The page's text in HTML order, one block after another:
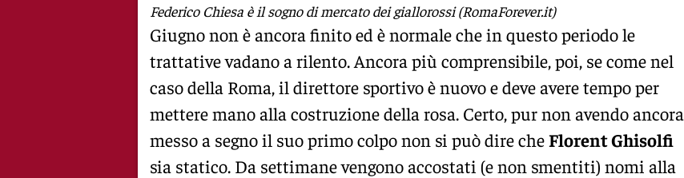
Federico Chiesa è il sogno di mercato dei giallorossi (RomaForever.it)
Giugno non è ancora finito ed è normale che in questo periodo le
trattative vadano a rilento. Ancora più comprensibile, poi, se come nel
caso della Roma, il direttore sportivo è nuovo e deve avere tempo per
mettere mano alla costruzione della rosa. Certo, pur non avendo ancora
messo a segno il suo primo colpo non si può dire cheFlorent Ghisolfi
sia statico. Da settimane vengono accostati (e non smentiti) nomi alla